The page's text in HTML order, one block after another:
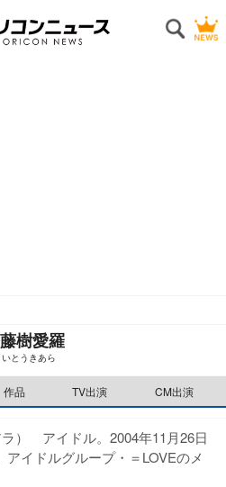
樹愛羅
いとうきあら
作品 TV出演 CM出演
） アイドル。2004年11月26日
イドルグループ・＝LOVEのメ